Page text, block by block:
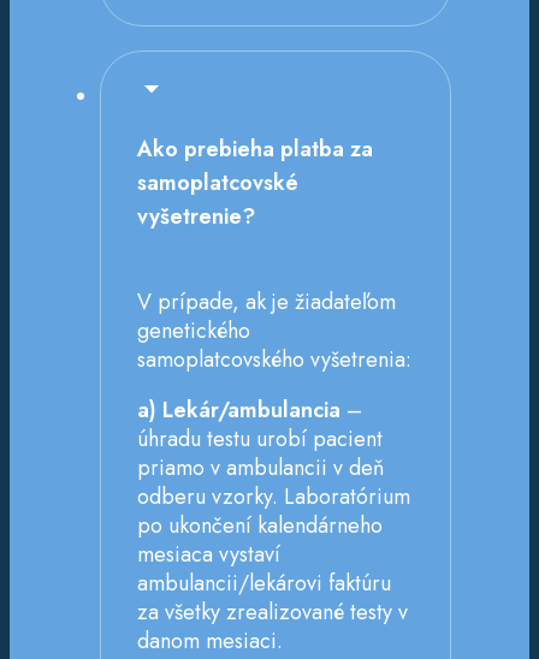
Ako prebieha platba za
samoplatcovské
vyšetrenie?
V prípade, ak je žiadateľom
genetického
samoplatcovského vyšetrenia:
a) Lekár/ambulancia –
úhradu testu urobí pacient
priamo v ambulancii v deň
odberu vzorky. Laboratórium
po ukončení kalendárneho
mesiaca vystaví
ambulancii/lekárovi faktúru
za všetky zrealizované testy v
danom mesiaci.